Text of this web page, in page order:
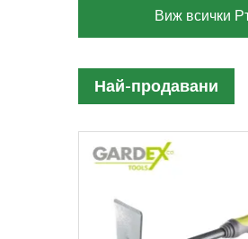
Виж всички
Най-продавани